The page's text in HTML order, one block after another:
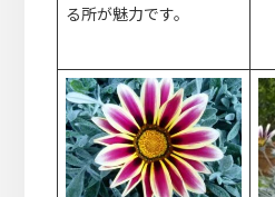
る所が魅力です。